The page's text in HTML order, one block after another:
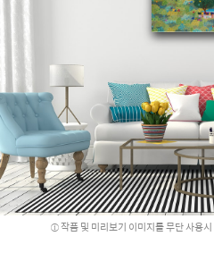
작품 및 미리보기 이미지를 무단 사용